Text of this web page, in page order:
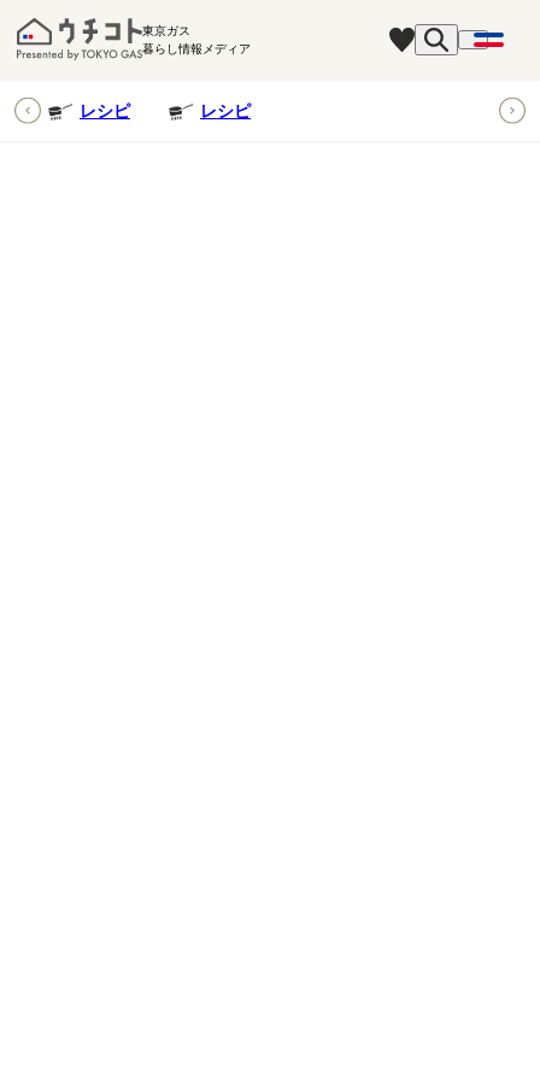
東京ガス
暮らし情報メディア
レシピ レシピ